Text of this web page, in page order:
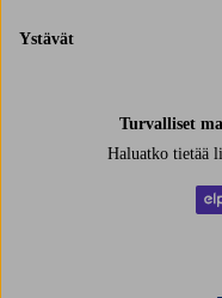
Ystävät
Turvalliset
Haluatko tietää